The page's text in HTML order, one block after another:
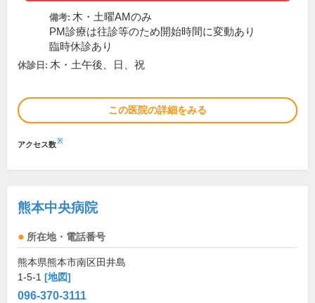
備考: 木・土曜AMのみ
PM診療は往診等のため開始時間に変動あり
臨時休診あり
休診日: 木・土午後、日、祝
この医院の詳細をみる
アクセス数※
熊本中央病院
所在地・電話番号
熊本県熊本市南区田井島
1-5-1 [地図]
096-370-3111